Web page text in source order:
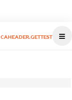
CAHEADER.GETTEST